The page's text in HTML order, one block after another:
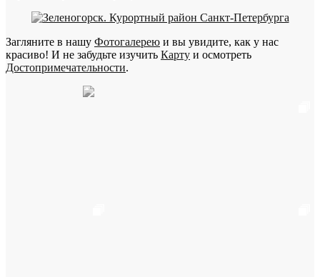
Загляните в нашу Фотогалерею и вы увидите, как у нас
красиво! И не забудьте изучить Карту и осмотреть
Достопримечательности.